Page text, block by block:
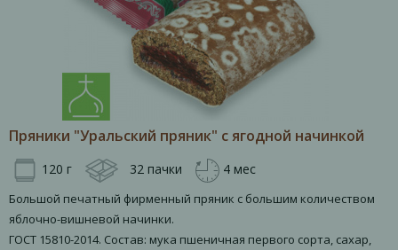
Пряники "Уральский пряник" с ягодной начинкой
120 г 32 пачки 4 мес
Большой печатный фирменный пряник с большим количеством
яблочно-вишневой начинки.
ГОСТ 15810-2014. Состав: мука пшеничная первого сорта, сахар,